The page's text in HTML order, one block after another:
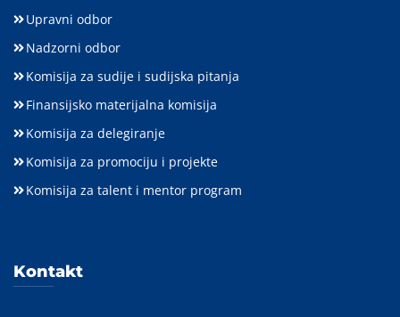
Upravni odbor
Nadzorni odbor
Komisija za sudije i sudijska pitanja
Finansijsko materijalna komisija
Komisija za delegiranje
Komisija za promociju i projekte
Komisija za talent i mentor program
Kontakt